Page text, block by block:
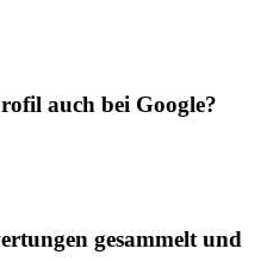
auch bei Google?
gesammelt und